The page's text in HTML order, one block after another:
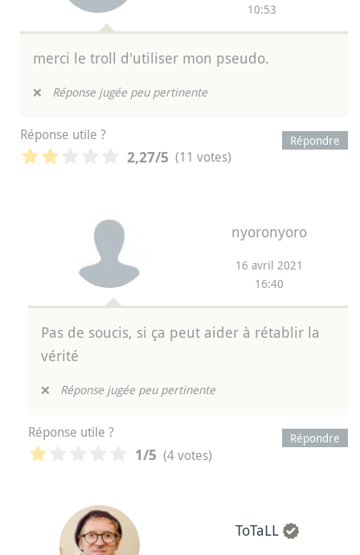
10:53
merci le troll d'utiliser mon pseudo.
❌ Réponse jugée peu pertinente
Répondre
Réponse utile ?
2,27/5 (11 votes)
nyoronyoro
16 avril 2021
16:40
Pas de soucis, si ça peut aider à rétablir la
vérité
❌ Réponse jugée peu pertinente
Répondre
Réponse utile ?
1/5 (4 votes)
ToTaLL